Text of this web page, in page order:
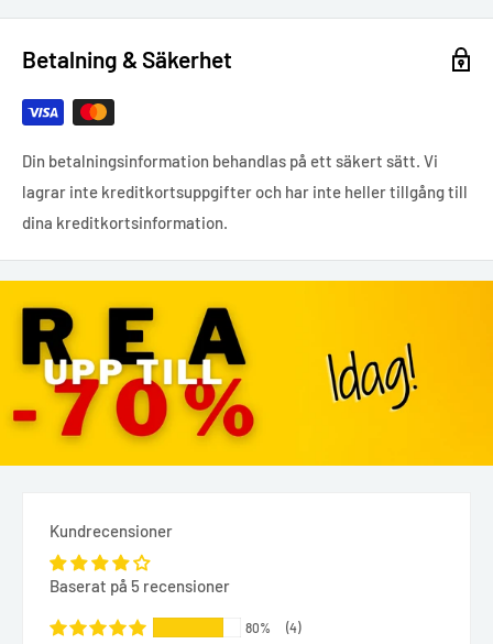
Betalning & Säkerhet
Din betalningsinformation behandlas på ett säkert sätt. Vi
lagrar inte kreditkortsuppgifter och har inte heller tillgång till
dina kreditkortsinformation.
Kundrecensioner
Baserat på 5 recensioner
80% (4)